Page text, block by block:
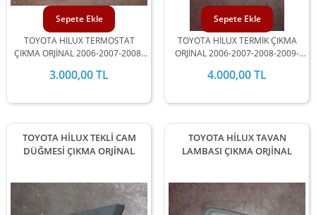
TOYOTA HİLUX TERMOSTAT
ÇIKMA ORJİNAL 2006-2007-2008-
ARALIĞINDA STOKLARIMIZDA
3.000,00 TL
Sepete Ekle
TOYOTA HİLUX TERMİK ÇIKMA
ORJİNAL 2006-2007-2008-2009-
ARALIĞINDA STOKLARIMIZDA
4.000,00 TL
Sepete Ekle
TOYOTA HİLUX TEKLİ CAM
DÜĞMESİ ÇIKMA ORJİNAL
TOYOTA HİLUX TAVAN
LAMBASI ÇIKMA ORJİNAL